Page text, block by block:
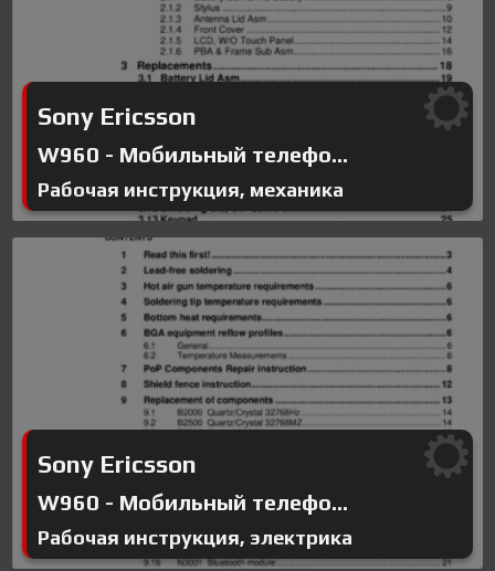
Sony Ericsson
W960 - Мобильный телефо...
Рабочая инструкция, механика
Sony Ericsson
W960 - Мобильный телефо...
Рабочая инструкция, электрика